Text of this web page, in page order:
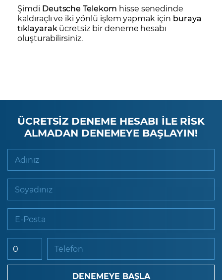
Şimdi Deutsche Telekom hisse senedinde
kaldıraçlı ve iki yönlü işlem yapmak için buraya
tıklayarakücretsiz bir deneme hesabı
oluşturabilirsiniz.
ÜCRETSİZ DENEME HESABI İLE RİSK
ALMADAN DENEMEYE BAŞLAYIN!
Adınız
Soyadınız
E-Posta
Telefon